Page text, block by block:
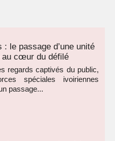
le passage d’une unité
au cœur du défilé
regards captivés du public,
spéciales ivoiriennes
passage...